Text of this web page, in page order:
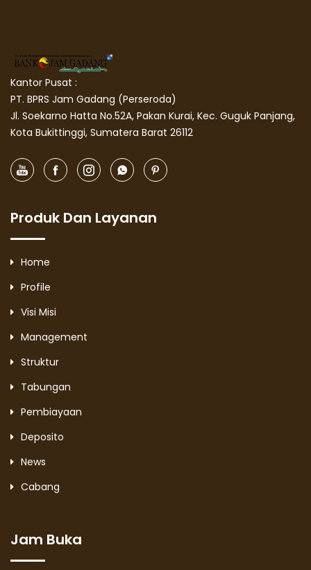
Kantor Pusat :
PT. BPRS Jam Gadang (Perseroda)
Jl. Soekarno Hatta No.52A, Pakan Kurai, Kec. Guguk Panjang,
Kota Bukittinggi, Sumatera Barat 26112
Produk Dan Layanan
Home
Profile
Visi Misi
Management
Struktur
Tabungan
Pembiayaan
Deposito
News
Cabang
Jam Buka